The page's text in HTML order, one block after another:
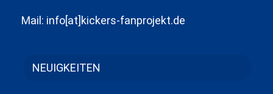
Mail: info[at]kickers-fanprojekt.de
NEUIGKEITEN